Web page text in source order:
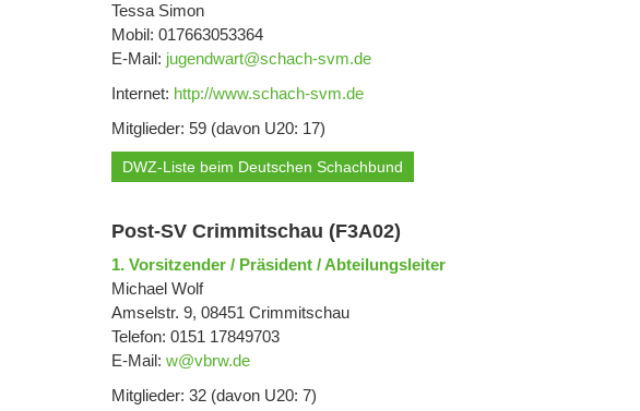
Tessa Simon
Mobil: 017663053364
E-Mail: jugendwart@schach-svm.de
Internet: http://www.schach-svm.de
Mitglieder: 59 (davon U20: 17)
DWZ-Liste beim Deutschen Schachbund
Post-SV Crimmitschau (F3A02)
1. Vorsitzender / Präsident / Abteilungsleiter
Michael Wolf
Amselstr. 9, 08451 Crimmitschau
Telefon: 0151 17849703
E-Mail: w@vbrw.de
Mitglieder: 32 (davon U20: 7)